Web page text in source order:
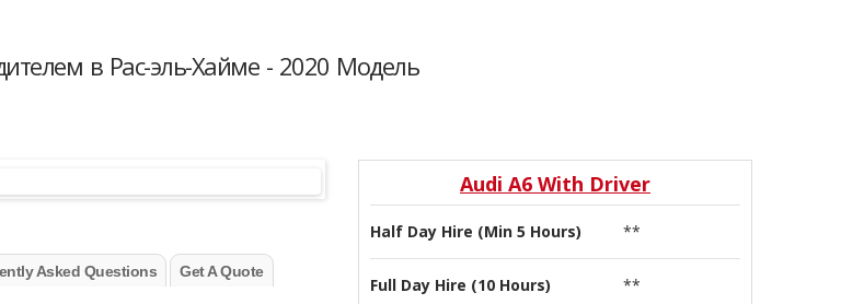
в Рас-эль-Хайме - 2020 Модель
Asked Questions Get A Quote
Audi A6 With Driver
Half Day Hire (Min 5 Hours) **
Full Day Hire (10 Hours) **